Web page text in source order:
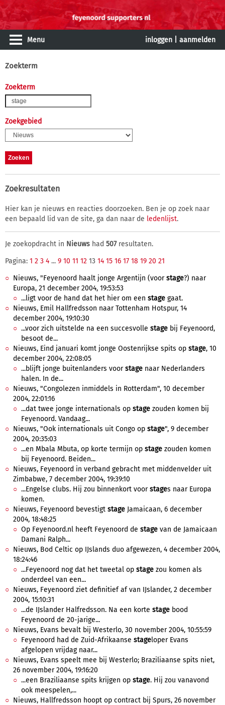
Menu inloggen aanmelden
Zoekterm
Zoekterm
Zoekgebied
Zoekresultaten
Hier kan je nieuws en reacties doorzoeken. Ben je op zoek naar
een bepaald lid van de site, ga dan naar de ledenlijst.
Je zoekopdracht in Nieuws had 507resultaten.
Pagina: 1 2 3 4 ... 9 10 11 12 13 14 15 16 17 18 19 20 21
Nieuws, "Feyenoord haalt jonge Argentijn (voorstage?) naar
Europa, 21 december 2004, 19:53:53
...ligt voor de hand dat het hier om een stage gaat.
Nieuws, Emil Hallfredsson naar Tottenham Hotspur, 14
december 2004, 19:10:30
...voor zich uitstelde na een succesvolle stage bij Feyenoord,
besoot de...
Nieuws, Eind januari komt jonge Oostenrijkse spits op stage, 10
december 2004, 22:08:05
...blijft jonge buitenlanders voorstage naar Nederlanders
halen. In de...
Nieuws, "Congolezen inmiddels in Rotterdam", 10 december
2004, 22:01:16
...dat twee jonge internationals op stage zouden komen bij
Feyenoord. Vandaag...
Nieuws, "Ook internationals uit Congo op stage", 9 december
2004, 20:35:03
...en Mbala Mbuta, op korte termijn op stage zouden komen
bij Feyenoord. Beiden...
Nieuws, Feyenoord in verband gebracht met middenvelder uit
Zimbabwe, 7 december 2004, 19:39:10
...Engelse clubs. Hij zou binnenkort voorstages naar Europa
komen.
Nieuws, Feyenoord bevestigt stage Jamaicaan, 6 december
2004, 18:48:25
Op Feyenoord.nl heeft Feyenoord de stage van de Jamaicaan
Damani Ralph...
Nieuws, Bod Celtic op IJslands duo afgewezen, 4 december 2004,
18:24:46
...Feyenoord nog dat het tweetal op stage zou komen als
onderdeel van een...
Nieuws, Feyenoord ziet definitief af van IJslander, 2 december
2004, 15:10:31
...de IJslander Halfredsson. Na een korte stage bood
Feyenoord de 20-jarige...
Nieuws, Evans bevalt bij Westerlo, 30 november 2004, 10:55:59
Feyenoord had de Zuid-Afrikaanse stageloper Evans
afgelopen vrijdag naar...
Nieuws, Evans speelt mee bij Westerlo; Braziliaanse spits niet,
26 november 2004, 19:16:20
...een Braziliaanse spits krijgen op stage. Hij zou vanavond
ook meespelen,...
Nieuws, Hallfredsson hoopt op contract bij Spurs, 26 november